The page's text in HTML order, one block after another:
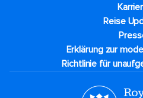
Reise
Erklärung zur
Richtlinie für